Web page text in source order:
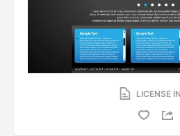
LICENSE